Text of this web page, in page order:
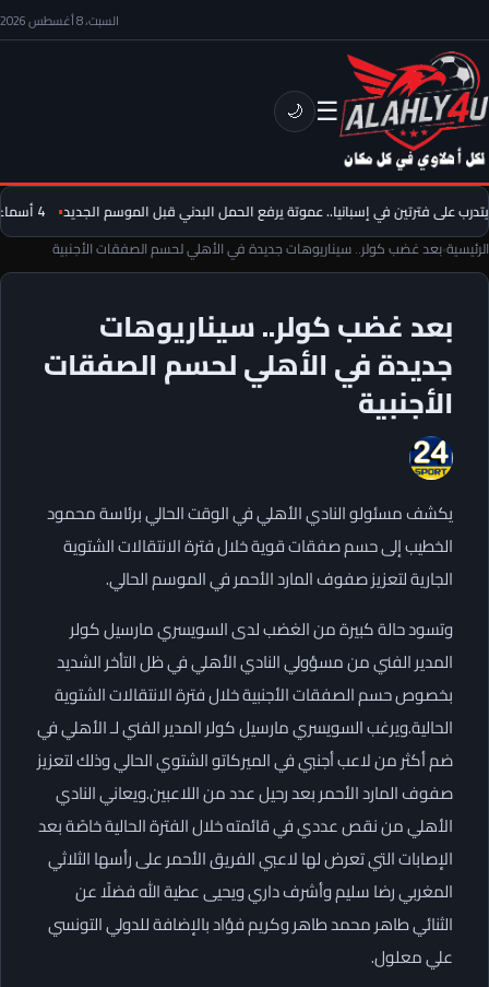
السبت، 8 أغسطس 2026
☰
🌙
على فترتين في إسبانيا.. عموتة يرفع الحمل البدني قبل الموسم الجديد
الرئيسية›بعد غضب كولر.. سيناريوهات جديدة في الأهلي لحسم الصفقات الأجنبية
بعد غضب كولر.. سيناريوهات
جديدة في الأهلي لحسم الصفقات
الأجنبية
يكشف مسئولو النادي الأهلي في الوقت الحالي برئاسة محمود
الخطيب إلى حسم صفقات قوية خلال فترة الانتقالات الشتوية
الجارية لتعزيز صفوف المارد الأحمر في الموسم الحالي.
وتسود حالة كبيرة من الغضب لدى السويسري مارسيل كولر
المدير الفني من مسؤولي النادي الأهلي في ظل التأخر الشديد
بخصوص حسم الصفقات الأجنبية خلال فترة الانتقالات الشتوية
الحالية.ويرغب السويسري مارسيل كولر المدير الفني لـ الأهلي في
ضم أكثر من لاعب أجنبي في الميركاتو الشتوي الحالي وذلك لتعزيز
صفوف المارد الأحمر بعد رحيل عدد من اللاعبين.ويعاني النادي
الأهلي من نقص عددي في قائمته خلال الفترة الحالية خاصًة بعد
الإصابات التي تعرض لها لاعبي الفريق الأحمر على رأسها الثلاثي
المغربي رضا سليم وأشرف داري ويحيى عطية الله فضلًا عن
الثنائي طاهر محمد طاهر وكريم فؤاد بالإضافة للدولي التونسي
علي معلول.